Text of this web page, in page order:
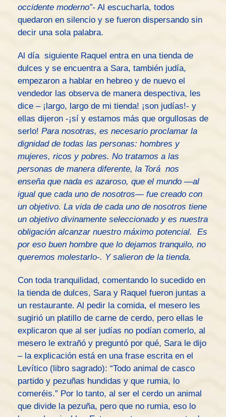
occidente moderno”- Al escucharla, todos
quedaron en silencio y se fueron dispersando sin
decir una sola palabra.
Al día siguiente Raquel entra en una tienda de
dulces y se encuentra a Sara, también judía,
empezaron a hablar en hebreo y de nuevo el
vendedor las observa de manera despectiva, les
dice – ¡largo, largo de mi tienda! ¡son judías!- y
ellas dijeron -¡sí y estamos más que orgullosas de
serlo! Para nosotras, es necesario proclamar la
dignidad de todas las personas: hombres y
mujeres, ricos y pobres. No tratamos a las
personas de manera diferente, la Torá nos
enseña que nada es azaroso, que el mundo —al
igual que cada uno de nosotros— fue creado con
un objetivo. La vida de cada uno de nosotros tiene
un objetivo divinamente seleccionado y es nuestra
obligación alcanzar nuestro máximo potencial. Es
por eso buen hombre que lo dejamos tranquilo, no
queremos molestarlo-. Y salieron de la tienda.
Con toda tranquilidad, comentando lo sucedido en
la tienda de dulces, Sara y Raquel fueron juntas a
un restaurante. Al pedir la comida, el mesero les
sugirió un platillo de carne de cerdo, pero ellas le
explicaron que al ser judías no podían comerlo, al
mesero le extrañó y preguntó por qué, Sara le dijo
– la explicación está en una frase escrita en el
Levítico (libro sagrado): “Todo animal de casco
partido y pezuñas hundidas y que rumia, lo
comeréis.” Por lo tanto, al ser el cerdo un animal
que divide la pezuña, pero que no rumia, eso lo